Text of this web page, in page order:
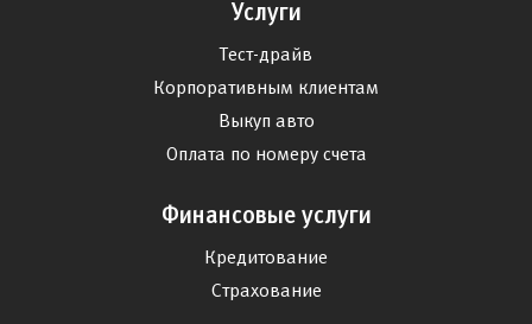
Услуги
Тест-драйв
Корпоративным клиентам
Выкуп авто
Оплата по номеру счета
Финансовые услуги
Кредитование
Страхование